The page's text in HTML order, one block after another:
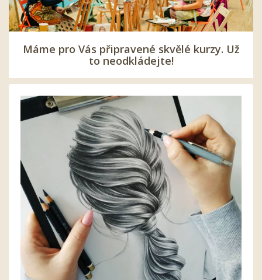
Máme pro Vás připravené skvělé kurzy. Už
to neodkládejte!